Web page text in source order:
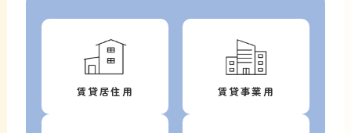
賃貸居住用 賃貸事業用